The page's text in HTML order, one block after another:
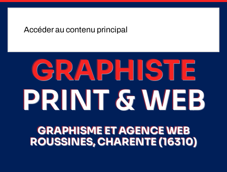
Accéder au contenu principal
GRAPHISTE
PRINT & WEB
GRAPHISME ET AGENCE WEB
ROUSSINES, CHARENTE (16310)